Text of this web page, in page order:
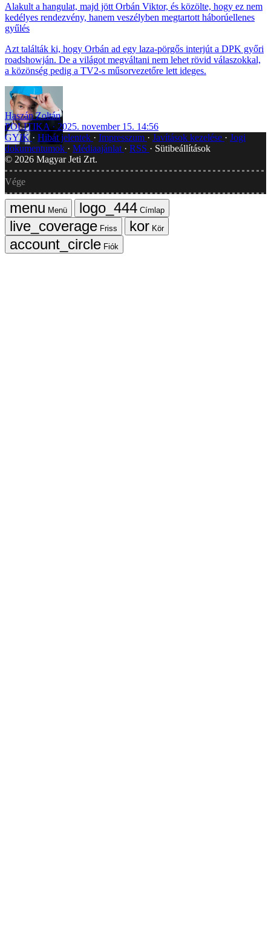
Alakult a hangulat, majd jött Orbán Viktor, és közölte, hogy ez nem
kedélyes rendezvény, hanem veszélyben megtartott háborúellenes
gyűlés
Azt találták ki, hogy Orbán ad egy laza-pörgős interjút a DPK győri
roadshowján. De a világot megváltani nem lehet rövid válaszokkal,
a közönség pedig a TV2-s műsorvezetőre lett ideges.
Haszán Zoltán
POLITIKA
2025. november 15. 14:56
GYIK
Hibát jelentek Impresszum Javítások kezelése
Jogi
dokumentumok
Médiaajánlat RSS
Sütibeállítások
© 2026 Magyar Jeti Zrt.
Vége
Menü
Címlap
Friss
Kör
Fiók